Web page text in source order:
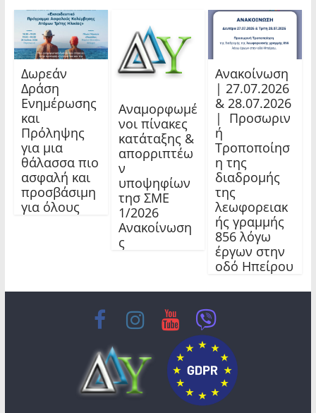
Δωρεάν
Δράση
Ενημέρωσης
και
Πρόληψης
για μια
θάλασσα πιο
ασφαλή και
προσβάσιμη
για όλους
Αναμορφωμέ
νοι πίνακες
κατάταξης &
απορριπτέω
ν
υποψηφίων
τησ ΣΜΕ
1/2026
Ανακοίνωση
ς
Ανακοίνωση
| 27.07.2026
& 28.07.2026
| Προσωριν
ή
Τροποποίησ
η της
διαδρομής
της
λεωφορειακ
ής γραμμής
856 λόγω
έργων στην
οδό Ηπείρου